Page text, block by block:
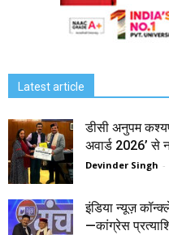
Latest article
डीसी अनुपम
अवार्ड 2026’ से
Devinder Singh -
इंडिया न्यूज़
—कांग्रेस